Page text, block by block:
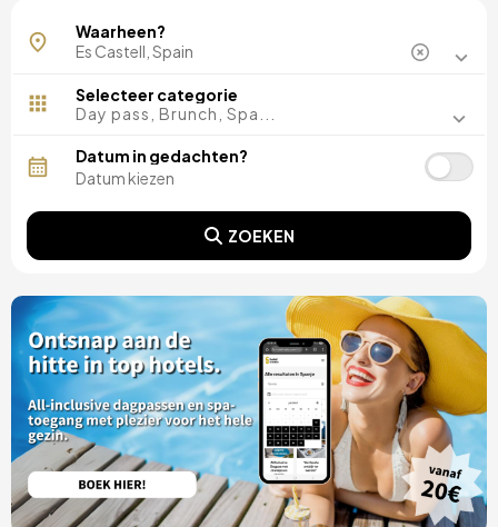
Waarheen?
Selecteer categorie
Day pass, Brunch, Spa...
Datum in gedachten?
ZOEKEN